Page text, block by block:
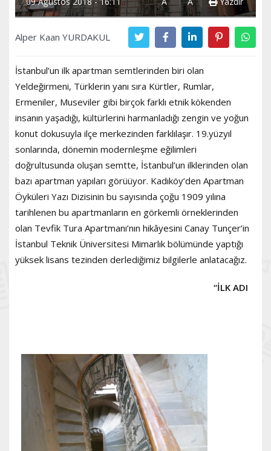
Alper Kaan YURDAKUL
İstanbul’un ilk apartman semtlerinden biri olan
Yeldeğirmeni, Türklerin yanı sıra Kürtler, Rumlar,
Ermeniler, Museviler gibi birçok farklı etnik kökenden
insanın yaşadığı, kültürlerini harmanladığı zengin ve yoğun
konut dokusuyla ilçe merkezinden farklılaşır. 19.yüzyıl
sonlarında, dönemin modernleşme eğilimleri
doğrultusunda oluşan semtte, İstanbul’un ilklerinden olan
bazı apartman yapıları görüüyor. Kadıköy’den Apartman
Öyküleri Yazı Dizisinin bu sayısında çoğu 1909 yılına
tarihlenen bu apartmanların en görkemli örneklerinden
olan Tevfik Tura Apartmanı’nın hikâyesini Canay Tunçer’in
İstanbul Teknik Üniversitesi Mimarlık bölümünde yaptığı
yüksek lisans tezinden derlediğimiz bilgilerle anlatacağız.
“İLK ADI